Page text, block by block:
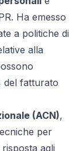
Ha emesso
a politiche di
alla
del fatturato
(ACN),
per
agli